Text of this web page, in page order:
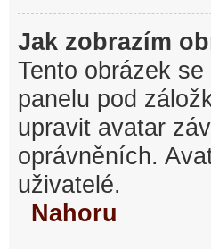
Jak zobrazím
Tento obrázek
panelu pod
upravit avatar
oprávněních.
uživatelé.
Nahoru